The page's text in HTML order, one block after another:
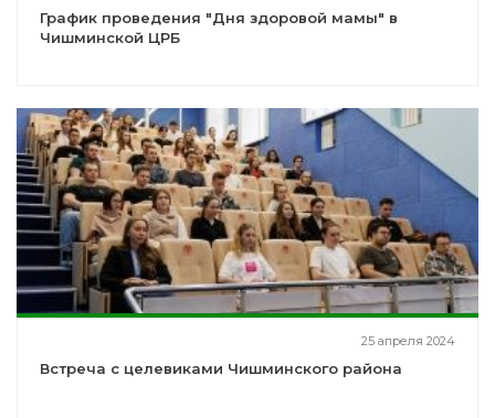
График проведения "Дня здоровой мамы" в
Чишминской ЦРБ
25 апреля 2024
Встреча с целевиками Чишминского района